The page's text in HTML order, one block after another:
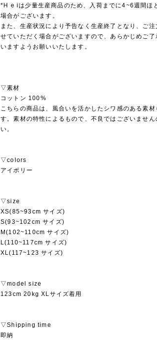
*H e iは少量生産商品のため、入荷までに4~6週間ほ
場合がございます。
また、生産状況により予告なく生産終了となり、ご注
せていただく場合がございますので、あらかじめご了
いますようお願いいたします。
▽素材
コットン 100%
こちらの商品は、風合いを活かしたシワ感のある素材
す。素材の特性によるもので、不良ではございません
い。
▽colors
アイボリー
▽size
XS(85~93cm サイズ)
S(93~102cm サイズ)
M(102~110cm サイズ)
L(110~117cm サイズ)
XL(117~123 サイズ)
▽model size
123cm 20kg XLサイズ着用
▽Shipping time
即納